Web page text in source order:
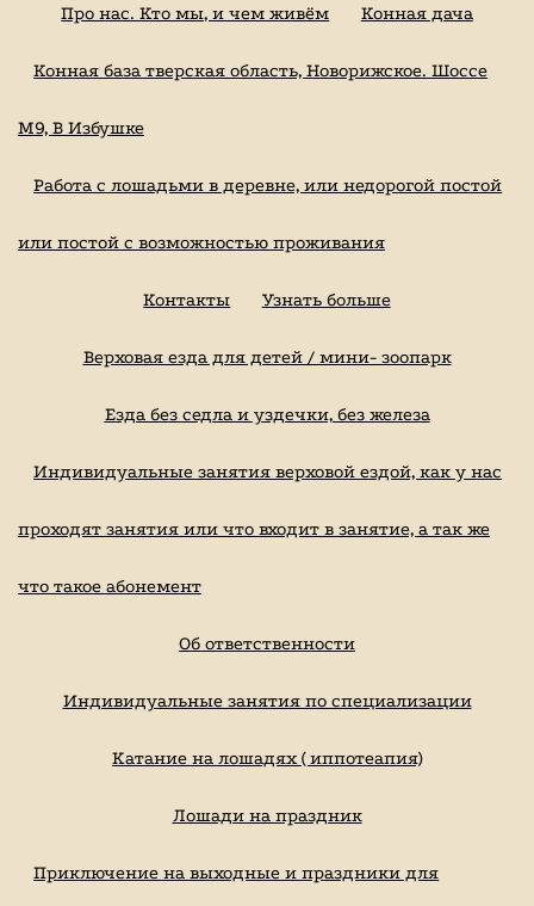
Про нас. Кто мы, и чем живём Конная дача
Конная база тверская область, Новорижское. Шоссе
М9, В Избушке
Работа с лошадьми в деревне, или недорогой постой
или постой с возможностью проживания
Контакты Узнать больше
Верховая езда для детей / мини- зоопарк
Езда без седла и уздечки, без железа
Индивидуальные занятия верховой ездой, как у нас
проходят занятия или что входит в занятие, а так же
что такое абонемент
Об ответственности
Индивидуальные занятия по специализации
Катание на лошадях ( иппотеапия)
Лошади на праздник
Приключение на выходные и праздники для